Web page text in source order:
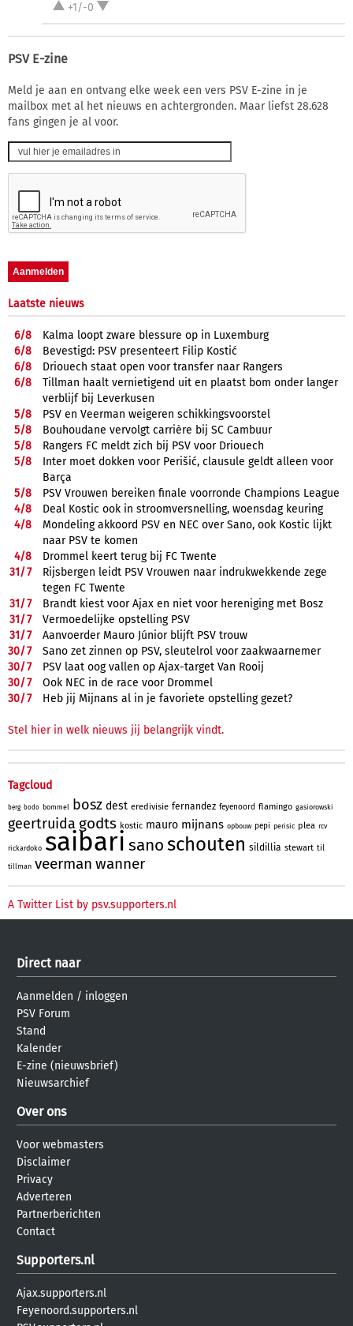
+1/-0
PSV E-zine
Meld je aan en ontvang elke week een vers PSV E-zine in je
mailbox met al het nieuws en achtergronden. Maar liefst 28.628
fans gingen je al voor.
Laatste nieuws
6/8
Kalma loopt zware blessure op in Luxemburg
6/8
Bevestigd: PSV presenteert Filip Kostić
6/8
Driouech staat open voor transfer naar Rangers
6/8
Tillman haalt vernietigend uit en plaatst bom onder langer
verblijf bij Leverkusen
5/8
PSV en Veerman weigeren schikkingsvoorstel
5/8
Bouhoudane vervolgt carrière bij SC Cambuur
5/8
Rangers FC meldt zich bij PSV voor Driouech
5/8
Inter moet dokken voor Perišić, clausule geldt alleen voor
Barça
5/8
PSV Vrouwen bereiken finale voorronde Champions League
4/8
Deal Kostic ook in stroomversnelling, woensdag keuring
4/8
Mondeling akkoord PSV en NEC over Sano, ook Kostic lijkt
naar PSV te komen
4/8
Drommel keert terug bij FC Twente
31/7
Rijsbergen leidt PSV Vrouwen naar indrukwekkende zege
tegen FC Twente
31/7
Brandt kiest voor Ajax en niet voor hereniging met Bosz
31/7
Vermoedelijke opstelling PSV
31/7
Aanvoerder Mauro Júnior blijft PSV trouw
30/7
Sano zet zinnen op PSV, sleutelrol voor zaakwaarnemer
30/7
PSV laat oog vallen op Ajax-target Van Rooij
30/7
Ook NEC in de race voor Drommel
30/7 Heb jij Mijnans al in je favoriete opstelling gezet?
Stel hier in welk nieuws jij belangrijk vindt.
Tagcloud
berg bodo bommel bosz dest eredivisie fernandez feyenoord flamingo gasiorowski
geertruida godts kostic mauro mijnans opbouw pepi perisic plea rcv
rickardoko saibari sanoschouten sildillia stewart til
tillman veerman wanner
A Twitter List by psv.supporters.nl
Direct naar
Aanmelden / inloggen
PSV Forum
Stand
Kalender
E-zine (nieuwsbrief)
Nieuwsarchief
Over ons
Voor webmasters
Disclaimer
Privacy
Adverteren
Partnerberichten
Contact
Supporters.nl
Ajax.supporters.nl
Feyenoord.supporters.nl